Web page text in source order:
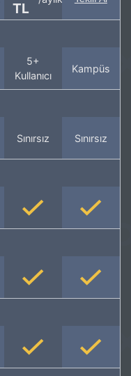
TL
5+
Kullanıcı
Kampüs
Sınırsız Sınırsız